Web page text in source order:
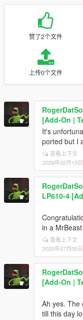
赞了2个文件
上传0个文件
[Add-On |
It's
ported but I
查看上下文
2026年02月13日
LP610-4
in a
查看上下文
2025年07月05日
[Add-On |
Ah yes. The
till this day lol